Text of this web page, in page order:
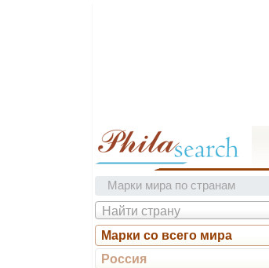
Марки мира по странам
Найти страну
Марки со всего мира
Россия